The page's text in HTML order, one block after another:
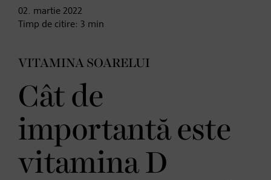
02. martie 2022
Timp de citire: 3 min
VITAMINA SOARELUI
Cât de
importantă este
vitamina D